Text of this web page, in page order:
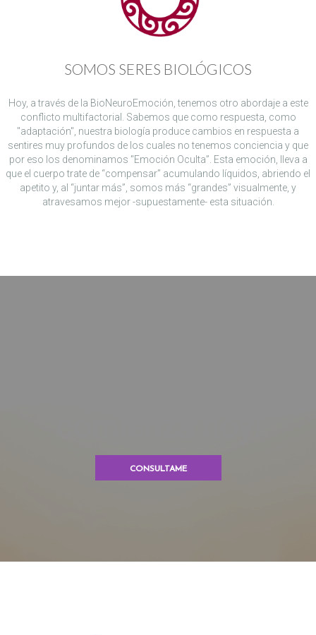
SOMOS SERES BIOLÓGICOS
Hoy, a través de la BioNeuroEmoción, tenemos otro abordaje a este
conflicto multifactorial. Sabemos que como respuesta, como
"adaptación", nuestra biología produce cambios en respuesta a
sentires muy profundos de los cuales no tenemos conciencia y que
por eso los denominamos "Emoción Oculta”. Esta emoción, lleva a
que el cuerpo trate de “compensar” acumulando líquidos, abriendo el
apetito y, al “juntar más”, somos más “grandes” visualmente, y
atravesamos mejor -supuestamente- esta situación.
CONSULTAME